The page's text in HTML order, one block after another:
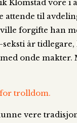
Klomstad vore
attende til
ville forgifte han
år
onde
trolldom.
vere